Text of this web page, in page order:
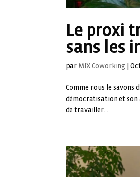
Le proxi
sans les
par MIX Coworking |
Comme nous le
démocratisation et son
de travailler...